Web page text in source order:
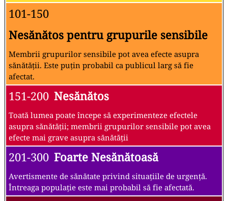
101-150
Nesănătos pentru grupurile sensibile
Membrii grupurilor sensibile pot avea efecte asupra
sănătății. Este puțin probabil ca publicul larg să fie
afectat.
151-200 Nesănătos
Toată lumea poate începe să experimenteze efectele
asupra sănătății; membrii grupurilor sensibile pot avea
efecte mai grave asupra sănătății
201-300 Foarte Nesănătoasă
Avertismente de sănătate privind situațiile de urgență.
Întreaga populație este mai probabil să fie afectată.